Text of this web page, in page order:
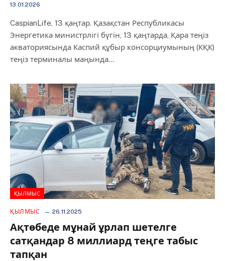
13.01.2026
CaspianLife, 13 қаңтар. Қазақстан Республикасы
Энергетика министрлігі бүгін, 13 қаңтарда, Қара теңіз
акваториясында Каспий құбыр консорциумының (КҚК)
теңіз терминалы маңында…
ҚЫЛМЫС
ҚЫЛМЫС 26.11.2025
Ақтөбеде мұнай ұрлап шетелге
сатқандар 8 миллиард теңге табыс
тапқан